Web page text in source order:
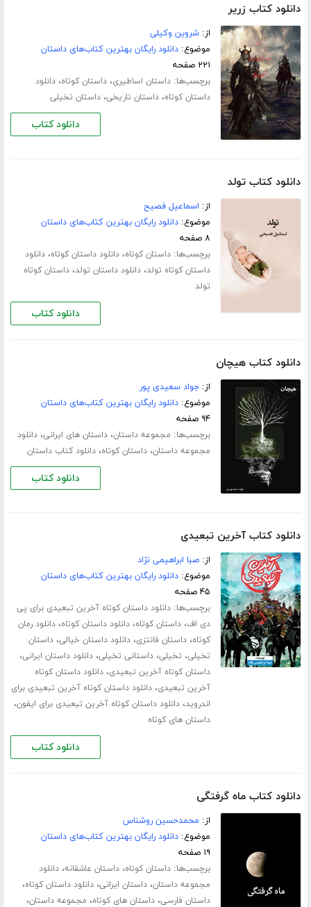
دانلود کتاب زریر
از:شروین وکیلی
موضوع:دانلود رایگان بهترین کتاب‌های داستان
۲۲۱ صفحه
برچسب‌ها:داستان اساطیری،داستان کوتاه،دانلود
داستان کوتاه،داستان تاریخی،داستان تخیلی
دانلود کتاب
دانلود کتاب تولد
از: اسماعیل فصیح
موضوع:دانلود رایگان بهترین کتاب‌های داستان
۸ صفحه
برچسب‌ها:داستان کوتاه،دانلود داستان کوتاه،دانلود
داستان کوتاه تولد،دانلود داستان تولد،داستان کوتاه
تولد
دانلود کتاب
دانلود کتاب هیچان
از:جواد سعیدی پور
موضوع:دانلود رایگان بهترین کتاب‌های داستان
۹۴ صفحه
برچسب‌ها: مجموعه داستان،داستان های ایرانی،دانلود
مجموعه داستان،داستان کوتاه،دانلود کتاب داستان
دانلود کتاب
دانلود کتاب آخرین تبعیدی
از:صبا ابراهیمی نژاد
موضوع:دانلود رایگان بهترین کتاب‌های داستان
۴۵ صفحه
برچسب‌ها:دانلود داستان کوتاه آخرین تبعیدی برای پی
دی اف،داستان کوتاه،دانلود داستان کوتاه،دانلود رمان
کوتاه،داستان فانتزی،دانلود داستان خیالی،داستان
تخیلی، تخیلی،داستانی تخیلی،دانلود داستان ایرانی،
داستان کوتاه آخرین تبعیدی،دانلود داستان کوتاه
آخرین تبعیدی،دانلود داستان کوتاه آخرین تبعیدی برای
اندروید،دانلود داستان کوتاه آخرین تبعیدی برای ایفون،
داستان های کوتاه
دانلود کتاب
دانلود کتاب ماه گرفتگی
از: محمدحسین روشناس
موضوع:دانلود رایگان بهترین کتاب‌های داستان
۱۹ صفحه
برچسب‌ها:داستان کوتاه،داستان عاشقانه،دانلود
مجموعه داستان،داستان ایرانی،دانلود داستان کوتاه،
داستان فارسی،داستان های کوتاه، مجموعه داستان،